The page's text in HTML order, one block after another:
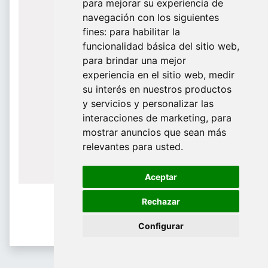
para mejorar su experiencia de
navegación con los siguientes
fines: para habilitar la
funcionalidad básica del sitio web,
para brindar una mejor
experiencia en el sitio web, medir
su interés en nuestros productos
y servicios y personalizar las
interacciones de marketing, para
mostrar anuncios que sean más
relevantes para usted.
Aceptar
Rechazar
Configurar
De Domingo a Viernes
¿Te ayudamos?
688 097 373
​ info@tridecor.net
Contáctanos